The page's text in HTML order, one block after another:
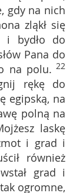
gdy na nich
zląkł się
i bydło do
Pana do
na polu. 22
rękę do
egipską, na
polną na
laskę
i grad i
również
grad i
ogromne,